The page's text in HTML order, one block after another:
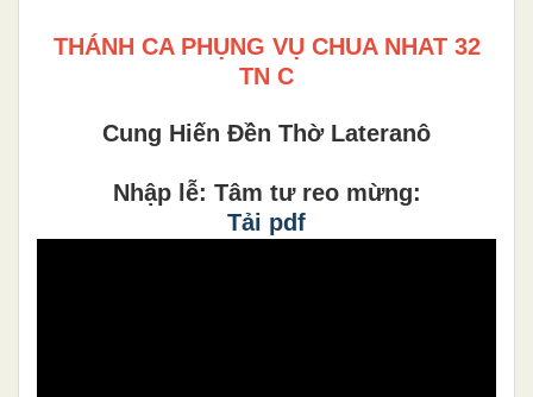
THÁNH CA PHỤNG VỤ CHUA NHAT 32
TN C
Cung Hiến Đền Thờ Lateranô
Nhập lễ: Tâm tư reo mừng:
Tải pdf